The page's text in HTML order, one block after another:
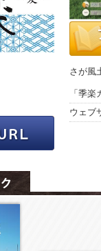
さが風
「季楽
ウェブ